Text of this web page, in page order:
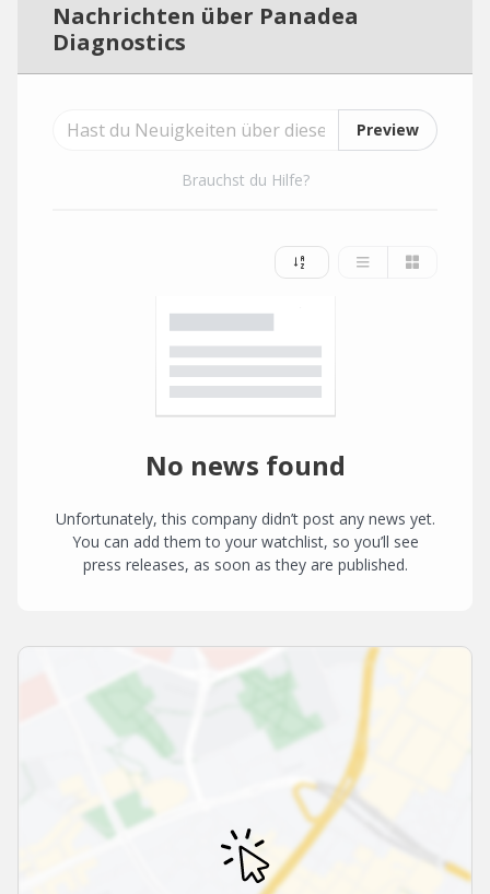
Nachrichten über Panadea
Diagnostics
Preview
Brauchst du Hilfe?
No news found
Unfortunately, this company didn’t post any news yet.
You can add them to your watchlist, so you’ll see
press releases, as soon as they are published.